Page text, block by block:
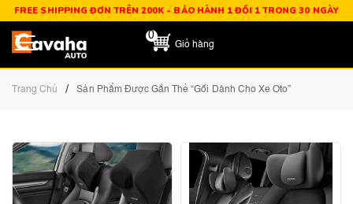
FREE SHIPPING ĐƠN TRÊN 200K - BẢO HÀNH 1 ĐỔI 1 TRONG 30 NGÀY
0
Giỏ hàng
Trang Chủ / Sản Phẩm Được Gắn Thẻ “gối Dành Cho Xe Oto”